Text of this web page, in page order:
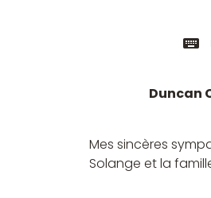
Duncan
Mes sincères
Solange et la